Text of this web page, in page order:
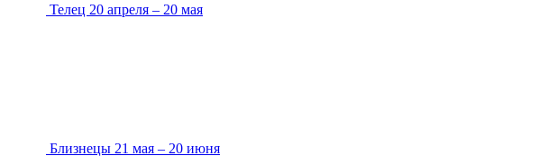
Телец 20 апреля – 20 мая
Близнецы 21 мая – 20 июня